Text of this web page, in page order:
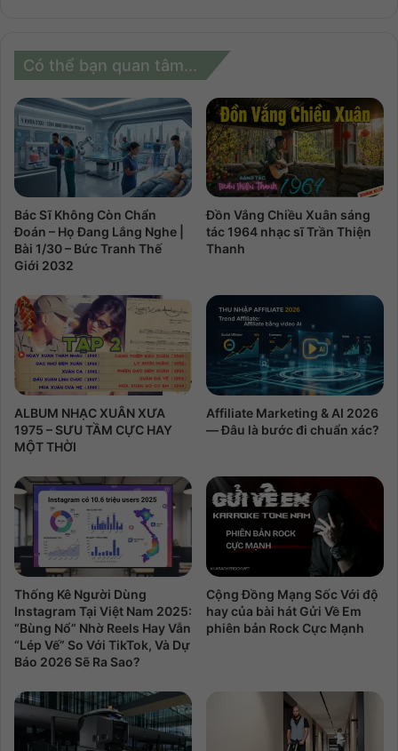
Có thể bạn quan tâm...
Bác Sĩ Không Còn Chẩn
Đoán – Họ Đang Lắng Nghe |
Bài 1/30 – Bức Tranh Thế
Giới 2032
Đồn Vắng Chiều Xuân sáng
tác 1964 nhạc sĩ Trần Thiện
Thanh
ALBUM NHẠC XUÂN XƯA
1975 – SƯU TẦM CỰC HAY
MỘT THỜI
Affiliate Marketing & AI 2026
— Đâu là bước đi chuẩn xác?
Thống Kê Người Dùng
Instagram Tại Việt Nam 2025:
“Bùng Nổ” Nhờ Reels Hay Vẫn
“Lép Vế” So Với TikTok, Và Dự
Báo 2026 Sẽ Ra Sao?
Cộng Đồng Mạng Sốc Với độ
hay của bài hát Gửi Về Em
phiên bản Rock Cực Mạnh